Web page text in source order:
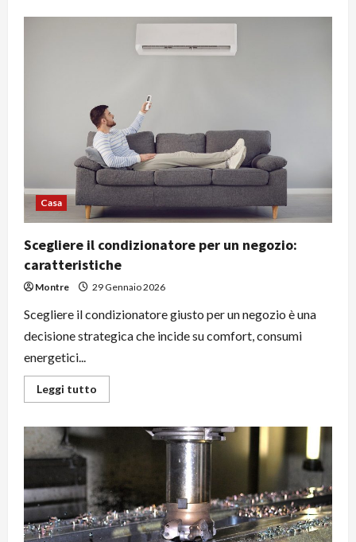
Casa
Scegliere il condizionatore per un negozio:
caratteristiche
Montre 29 Gennaio 2026
Scegliere il condizionatore giusto per un negozio è una
decisione strategica che incide su comfort, consumi
energetici...
Leggi tutto
di
Scegliere
condizionatore
negozio:
caratteristiche